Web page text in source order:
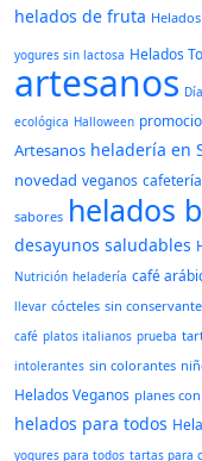
helados de fruta Helados
yogures sin lactosa Helados
artesanos
ecológica Halloween
Artesanos heladería en
novedad veganos cafetería
sabores helados
desayunos saludables
Nutrición heladería café
llevar cócteles sin
café platos italianos prueba
intolerantes sin colorantes
Helados Veganos planes
helados para todos
yogures para todos tartas para